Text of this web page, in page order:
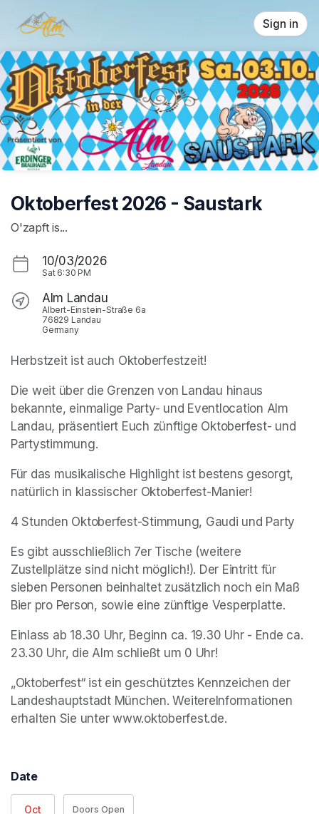
Skip header
Sign in
Oktoberfest 2026 - Saustark
O'zapft is...
10/03/2026
Sat 6:30 PM
Alm Landau
Albert-Einstein-Straße 6a
76829 Landau
Germany
Herbstzeit ist auch Oktoberfestzeit!
Die weit über die Grenzen von Landau hinaus
bekannte, einmalige Party- und Eventlocation Alm
Landau, präsentiert Euch zünftige Oktoberfest- und
Partystimmung.
Für das musikalische Highlight ist bestens gesorgt,
natürlich in klassischer Oktoberfest-Manier!
4 Stunden Oktoberfest-Stimmung, Gaudi und Party
Es gibt ausschließlich 7er Tische (weitere
Zustellplätze sind nicht möglich!). Der Eintritt für
sieben Personen beinhaltet zusätzlich noch ein Maß
Bier pro Person, sowie eine zünftige Vesperplatte.
Einlass ab 18.30 Uhr, Beginn ca. 19.30 Uhr - Ende ca.
23.30 Uhr, die Alm schließt um 0 Uhr!
„Oktoberfest“ ist ein geschütztes Kennzeichen der
Landeshauptstadt München. WeitereInformationen
erhalten Sie unter www.oktoberfest.de.
Date
Oct Doors Open